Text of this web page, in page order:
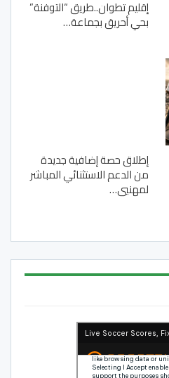
إقليم تطوان..طريق “التوفنة”
بحي أحريق بجماعة…
إطلاق حصة إضافية جديدة
من الدعم الاستثنائي المباشر
لمهنيي…